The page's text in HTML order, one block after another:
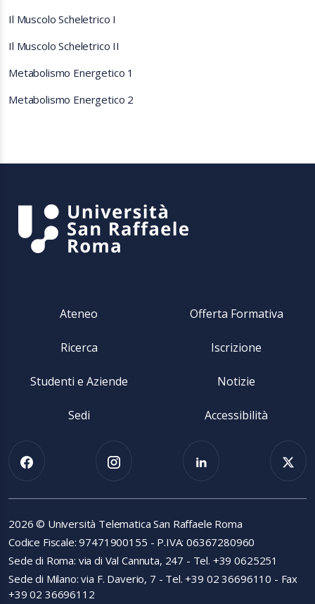
Il Muscolo Scheletrico I
Il Muscolo Scheletrico II
Metabolismo Energetico 1
Metabolismo Energetico 2
Ateneo Offerta Formativa
Ricerca Iscrizione
Studenti e Aziende Notizie
Sedi Accessibilità
2026 © Università Telematica San Raffaele Roma
Codice Fiscale: 97471900155 - P.IVA: 06367280960
Sede di Roma: via di Val Cannuta, 247 - Tel. +39 0625251
Sede di Milano: via F. Daverio, 7 - Tel. +39 02 36696110 - Fax
+39 02 36696112